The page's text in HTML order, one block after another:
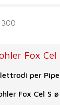
300
Fox
per
Fox Cel S